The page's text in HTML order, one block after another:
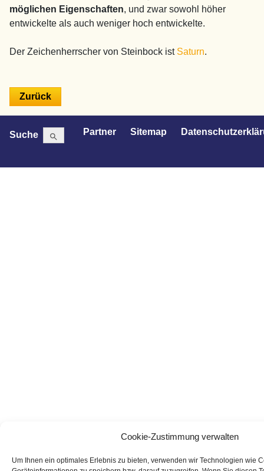
Cookie-Zustimmung verwalten
Um Ihnen ein optimales Erlebnis zu bieten, verwenden wir Technologien wie
möglichen Eigenschaften, und zwar sowohl höher
entwickelte als auch weniger hoch entwickelte.
Der Zeichenherrscher von Steinbock ist Saturn.
Suche
Search
for:
Search Button Partner Sitemap